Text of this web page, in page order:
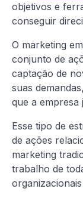
objetivos e
conseguir
O marketing
conjunto de
captação de
suas
que a empresa
Esse tipo de
de ações
marketing
trabalho de